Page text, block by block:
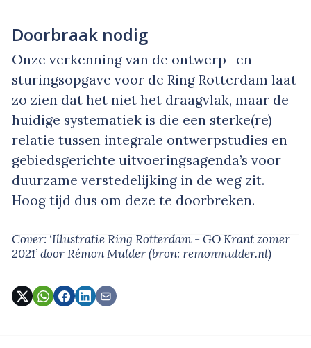
Doorbraak nodig
Onze verkenning van de ontwerp- en
sturingsopgave voor de Ring Rotterdam laat
zo zien dat het niet het draagvlak, maar de
huidige systematiek is die een sterke(re)
relatie tussen integrale ontwerpstudies en
gebiedsgerichte uitvoeringsagenda’s voor
duurzame verstedelijking in de weg zit.
Hoog tijd dus om deze te doorbreken.
Cover: ‘Illustratie Ring Rotterdam - GO Krant zomer
2021’door Rémon Mulder(bron: remonmulder.nl)